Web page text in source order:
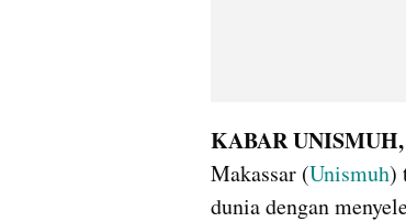
KABAR
Makassar (Unismuh)
dunia dengan